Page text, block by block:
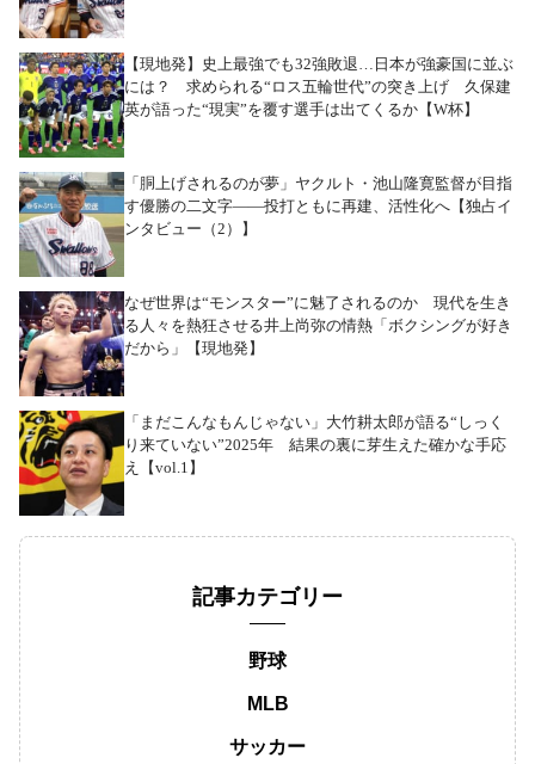
【現地発】史上最強でも32強敗退…日本が強豪国に並ぶ
には？ 求められる“ロス五輪世代”の突き上げ 久保建
英が語った“現実”を覆す選手は出てくるか【W杯】
「胴上げされるのが夢」ヤクルト・池山隆寛監督が目指
す優勝の二文字――投打ともに再建、活性化へ【独占イ
ンタビュー（2）】
なぜ世界は“モンスター”に魅了されるのか 現代を生き
る人々を熱狂させる井上尚弥の情熱「ボクシングが好き
だから」【現地発】
「まだこんなもんじゃない」大竹耕太郎が語る“しっく
り来ていない”2025年 結果の裏に芽生えた確かな手応
え【vol.1】
記事カテゴリー
野球
MLB
サッカー